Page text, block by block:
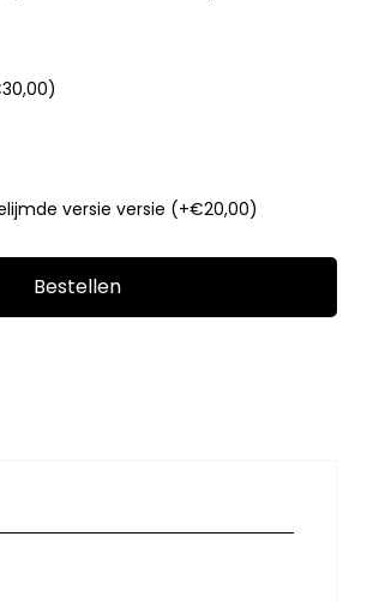
versie versie (+€20,00)
Bestellen